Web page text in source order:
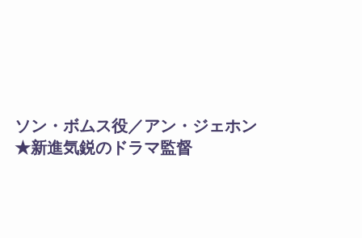
ソン・ボムス役／アン・ジェホン
★新進気鋭のドラマ監督